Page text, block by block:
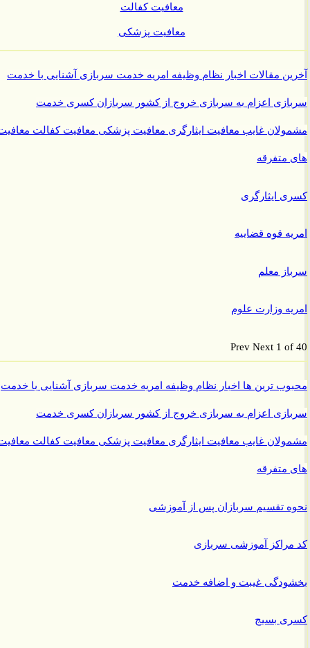
معافیت کفالت
معافیت پزشکی
مقالاتاخبار نظام وظیفهامریهخدمت سربازیآشنایی با خدمت
اعزام به سربازیخروج از کشور سربازانکسری خدمت
غایبمعافیت ایثارگریمعافیت پزشکیمعافیت کفالتمعافیت
متفرقه
ایثارگری
قوه قضاییه
معلم
وزارت علوم
PrevNext 1
ترین هااخبار نظام وظیفهامریهخدمت سربازیآشنایی با خدمت
اعزام به سربازیخروج از کشور سربازانکسری خدمت
غایبمعافیت ایثارگریمعافیت پزشکیمعافیت کفالتمعافیت
متفرقه
تقسیم سربازان پس از آموزشی
آموزشی سربازی
غیبت و اضافه خدمت
بسیج